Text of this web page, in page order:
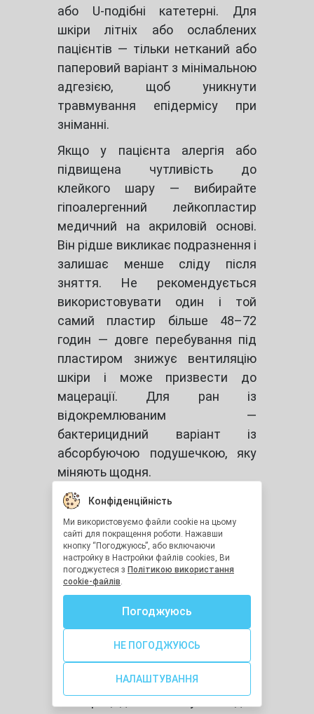
або U-подібні катетерні. Для
шкіри літніх або ослаблених
пацієнтів — тільки нетканий або
паперовий варіант з мінімальною
адгезією, щоб уникнути
травмування епідермісу при
зніманні.
Якщо у пацієнта алергія або
підвищена чутливість до
клейкого шару — вибирайте
гіпоалергенний лейкопластир
медичний на акриловій основі.
Він рідше викликає подразнення і
залишає менше сліду після
зняття. Не рекомендується
використовувати один і той
самий пластир більше 48–72
годин — довге перебування під
пластиром знижує вентиляцію
шкіри і може призвести до
мацерації. Для ран із
відокремлюваним —
бактерицидний варіант із
абсорбуючою подушечкою, яку
міняють щодня.
Лейкопластир для медичних
закладів: які об'єми потрібні
Медичні заклади, що
закуповують лейкопластир
оптом, зазвичай формують
асортимент із трьох-чотирьох
ключових позицій: рулонний на
тканинній основі різних ширин
(1,25–5 см), рулонний на
паперовій або нетканій основі
для деліkatної шкіри,
Конфіденційність
Ми використовуємо файли cookie на цьому
сайті для покращення роботи. Нажавши
кнопку “Погоджуюсь”, або включаючи
настройку в Настройки файлів cookies, Ви
погоджуєтеся з Політикою використання
cookie-файлів.
Погоджуюсь
НЕ ПОГОДЖУЮСЬ
НАЛАШТУВАННЯ